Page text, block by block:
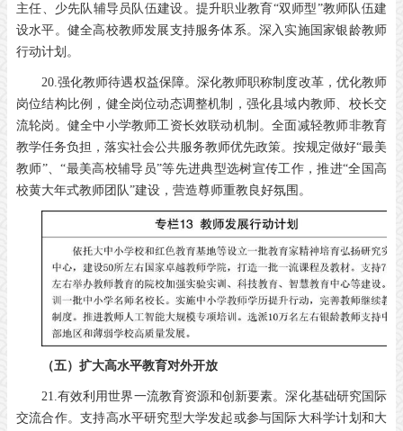
主任、少先队辅导员队伍建设。提升职业教育“双师型”教师队伍建
设水平。健全高校教师发展支持服务体系。深入实施国家银龄教师
行动计划。
20.强化教师待遇权益保障。深化教师职称制度改革，优化教师
岗位结构比例，健全岗位动态调整机制，强化县域内教师、校长交
流轮岗。健全中小学教师工资长效联动机制。全面减轻教师非教育
教学任务负担，落实社会公共服务教师优先政策。按规定做好“最美
教师”、“最美高校辅导员”等先进典型选树宣传工作，推进“全国高
校黄大年式教师团队”建设，营造尊师重教良好氛围。
（五）扩大高水平教育对外开放
21.有效利用世界一流教育资源和创新要素。深化基础研究国际
交流合作。支持高水平研究型大学发起或参与国际大科学计划和大